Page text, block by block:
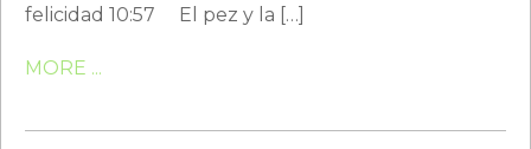
felicidad 10:57 El pez y la […]
MORE ...